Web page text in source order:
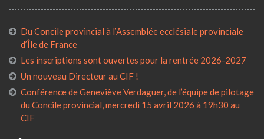
Du Concile provincial à l’Assemblée ecclésiale provinciale
d’Île de France
Les inscriptions sont ouvertes pour la rentrée 2026-2027
Un nouveau Directeur au CIF !
Conférence de Geneviève Verdaguer, de l’équipe de pilotage
du Concile provincial, mercredi 15 avril 2026 à 19h30 au
CIF